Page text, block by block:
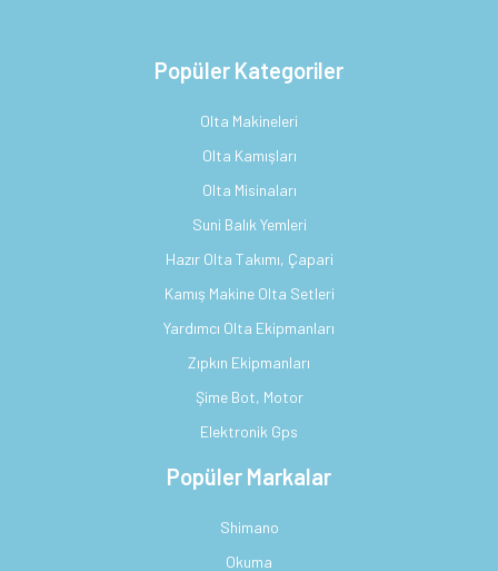
Popüler Kategoriler
Olta Makineleri
Olta Kamışları
Olta Misinaları
Suni Balık Yemleri
Hazır Olta Takımı, Çapari
Kamış Makine Olta Setleri
Yardımcı Olta Ekipmanları
Zıpkın Ekipmanları
Şime Bot, Motor
Elektronik Gps
Popüler Markalar
Shimano
Okuma